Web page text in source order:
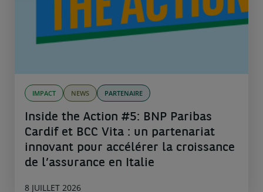
IMPACT NEWS PARTENAIRE
Inside the Action #5: BNP Paribas
Cardif et BCC Vita : un partenariat
innovant pour accélérer la croissance
de l’assurance en Italie
8 JUILLET 2026